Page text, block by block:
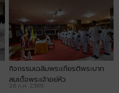
กิจกรรมเฉลิมพระเกียรติพระบาท
สมเด็จพระเจ้าอยู่หัว
28 ก.ค. 2569